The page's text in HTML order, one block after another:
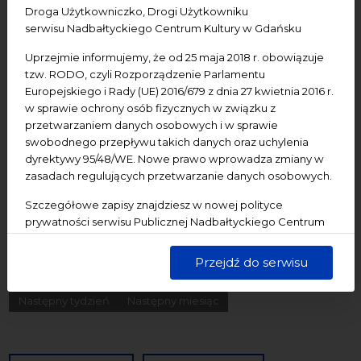
Droga Użytkowniczko, Drogi Użytkowniku
serwisu Nadbałtyckiego Centrum Kultury w Gdańsku
Uprzejmie informujemy, że od 25 maja 2018 r. obowiązuje
tzw. RODO, czyli Rozporządzenie Parlamentu
Europejskiego i Rady (UE) 2016/679 z dnia 27 kwietnia 2016 r.
w sprawie ochrony osób fizycznych w związku z
przetwarzaniem danych osobowych i w sprawie
swobodnego przepływu takich danych oraz uchylenia
dyrektywy 95/48/WE. Nowe prawo wprowadza zmiany w
zasadach regulujących przetwarzanie danych osobowych.
Szczegółowe zapisy znajdziesz w nowej polityce
prywatności serwisu Publicznej Nadbałtyckiego Centrum
dane są przetwarzane w sposób bezpieczny, z należytą
starannością i zgodnie z obowiązującymi przepisami.
Przejdź do serwisu
Konferencje
Literatura Online
oprowadzanie
Warsztaty
wydarzenia bezpłatne
wydarzenia płatne
wydarzenie dostępne
Wydarzenie zewnętrzne
Wykład
Spotkania
Koncerty Wystawy Edukacja
Data początkowa
Data końcowa
Następny tydzień Następny miesiąc